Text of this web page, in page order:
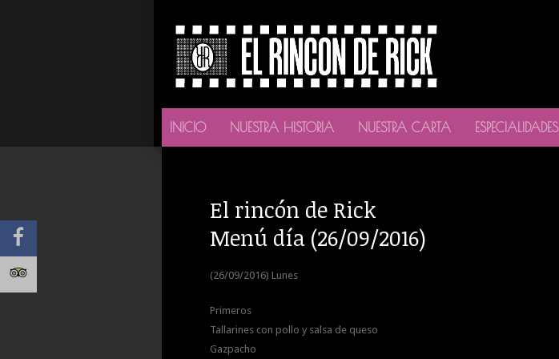
INICIO NUESTRA HISTORIA NUESTRA CARTA ESPECIALIDADES
El rincón de Rick
Menú día (26/09/2016)
(26/09/2016) Lunes
Primeros
Tallarines con pollo y salsa de queso
Gazpacho